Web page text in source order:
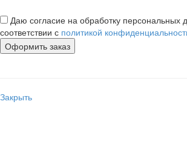
Даю согласие на обработку персональных
соответствии с политикой
Закрыть